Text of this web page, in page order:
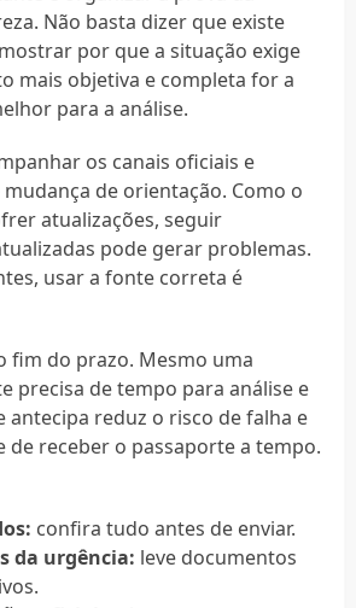
Não basta dizer que existe
por que a situação exige
mais objetiva e completa for a
para a análise.
os canais oficiais e
de orientação. Como o
atualizações, seguir
pode gerar problemas.
usar a fonte correta é
fim do prazo. Mesmo uma
precisa de tempo para análise e
antecipa reduz o risco de falha e
de receber o passaporte a tempo.
confira tudo antes de enviar.
da urgência: leve documentos